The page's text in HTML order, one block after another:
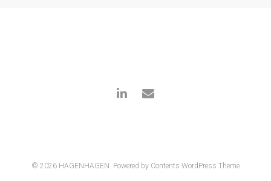
© 2026 HAGENHAGEN. Powered by Contents WordPress Theme